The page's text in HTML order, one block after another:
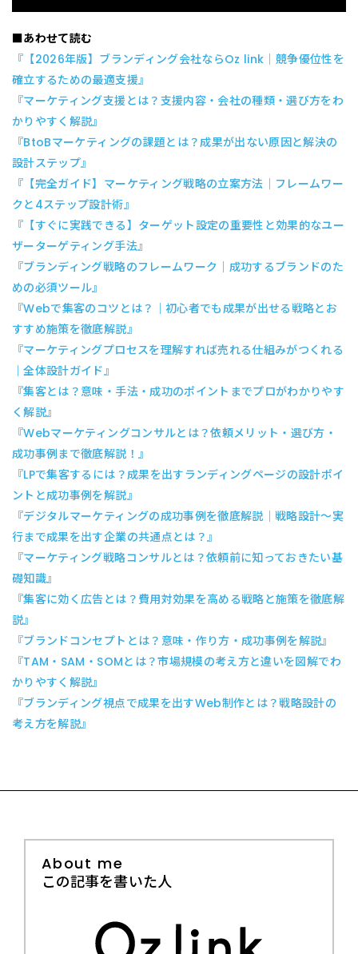
■あわせて読む
『【2026年版】ブランディング会社ならOz link｜競争優位性を
確立するための最適支援』
『マーケティング支援とは？支援内容・会社の種類・選び方をわ
かりやすく解説』
『BtoBマーケティングの課題とは？成果が出ない原因と解決の
設計ステップ』
『【完全ガイド】マーケティング戦略の立案方法｜フレームワー
クと4ステップ設計術』
『【すぐに実践できる】ターゲット設定の重要性と効果的なユー
ザーターゲティング手法』
『ブランディング戦略のフレームワーク｜成功するブランドのた
めの必須ツール』
『Webで集客のコツとは？｜初心者でも成果が出せる戦略とお
すすめ施策を徹底解説』
『マーケティングプロセスを理解すれば売れる仕組みがつくれる
｜全体設計ガイド』
『集客とは？意味・手法・成功のポイントまでプロがわかりやす
く解説』
『Webマーケティングコンサルとは？依頼メリット・選び方・
成功事例まで徹底解説！』
『LPで集客するには？成果を出すランディングページの設計ポイ
ントと成功事例を解説』
『デジタルマーケティングの成功事例を徹底解説｜戦略設計〜実
行まで成果を出す企業の共通点とは？』
『マーケティング戦略コンサルとは？依頼前に知っておきたい基
礎知識』
『集客に効く広告とは？費用対効果を高める戦略と施策を徹底解
説』
『ブランドコンセプトとは？意味・作り方・成功事例を解説』
『TAM・SAM・SOMとは？市場規模の考え方と違いを図解でわ
かりやすく解説』
『ブランディング視点で成果を出すWeb制作とは？戦略設計の
考え方を解説』
About me
この記事を書いた人